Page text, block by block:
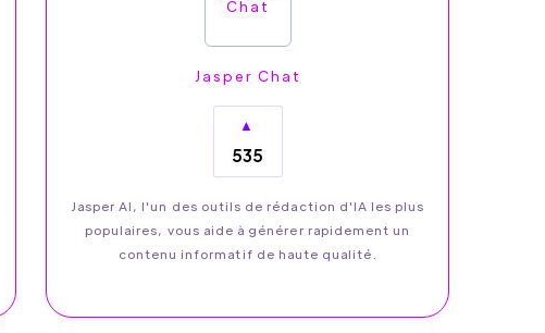
Jasper Chat
▲
535
Jasper AI, l'un des outils de rédaction d'IA les plus
populaires, vous aide à générer rapidement un
contenu informatif de haute qualité.